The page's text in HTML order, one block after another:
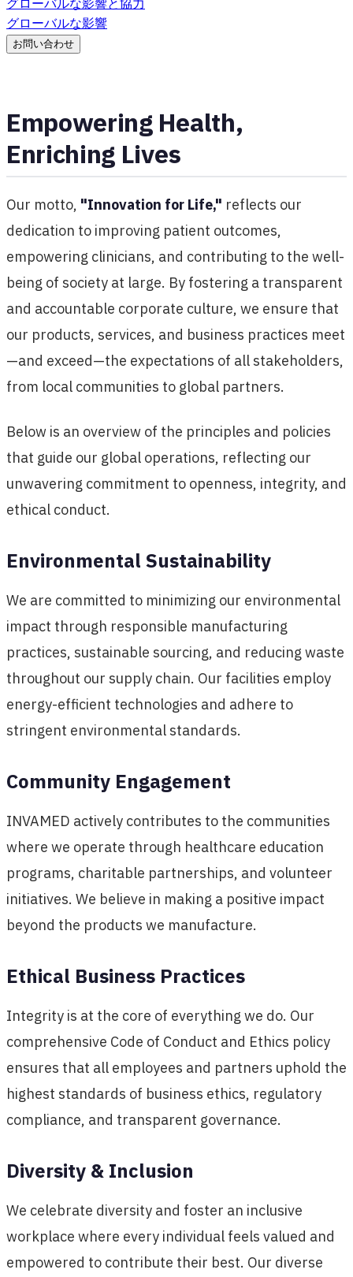
グローバルな影響と協力
グローバルな影響
お問い合わせ
Empowering Health,
Enriching Lives
Our motto, "Innovation for Life," reflects our
dedication to improving patient outcomes,
empowering clinicians, and contributing to the well-
being of society at large. By fostering a transparent
and accountable corporate culture, we ensure that
our products, services, and business practices meet
—and exceed—the expectations of all stakeholders,
from local communities to global partners.
Below is an overview of the principles and policies
that guide our global operations, reflecting our
unwavering commitment to openness, integrity, and
ethical conduct.
Environmental Sustainability
We are committed to minimizing our environmental
impact through responsible manufacturing
practices, sustainable sourcing, and reducing waste
throughout our supply chain. Our facilities employ
energy-efficient technologies and adhere to
stringent environmental standards.
Community Engagement
INVAMED actively contributes to the communities
where we operate through healthcare education
programs, charitable partnerships, and volunteer
initiatives. We believe in making a positive impact
beyond the products we manufacture.
Ethical Business Practices
Integrity is at the core of everything we do. Our
comprehensive Code of Conduct and Ethics policy
ensures that all employees and partners uphold the
highest standards of business ethics, regulatory
compliance, and transparent governance.
Diversity & Inclusion
We celebrate diversity and foster an inclusive
workplace where every individual feels valued and
empowered to contribute their best. Our diverse